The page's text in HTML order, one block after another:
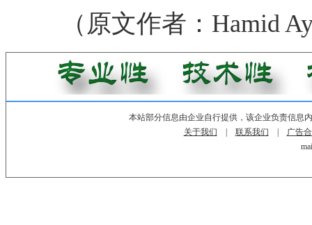
（原文作者：Hamid
本站部分信息由企业自行提供，该企业负责信息
关于我们
联系我们
广告